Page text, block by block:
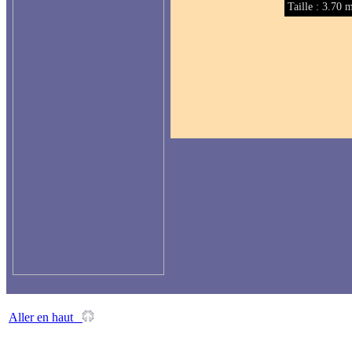
Taille : 3.70
Aller en haut